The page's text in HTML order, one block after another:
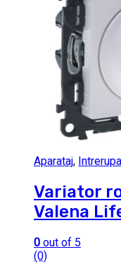
Aparataj,
Variator
Valena
0 out of 5
(0)